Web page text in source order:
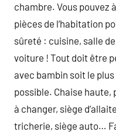
chambre. Vous pouvez
pièces de l’habitation
sûreté : cuisine, salle
voiture ! Tout doit être
avec bambin soit le
possible. Chaise
à changer, siège
tricherie, siège auto…